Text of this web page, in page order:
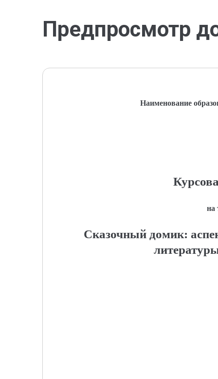
Предпросмотр
Наименование
на
Сказочный домик: